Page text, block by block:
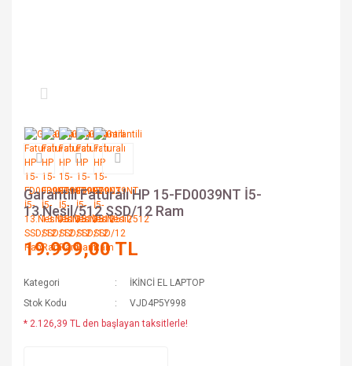
Garantili Faturalı HP 15-FD0039NT İ5-
13.Nesil/512 SSD/12 Ram
19.999,00 TL
Kategori
İKİNCİ EL LAPTOP
Stok Kodu
VJD4P5Y998
* 2.126,39 TL den başlayan taksitlerle!